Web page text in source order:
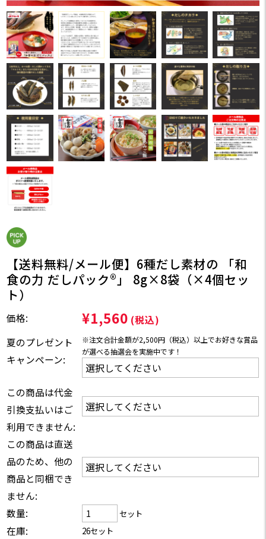
【送料無料/メール便】6種だし素材の 「和
食の力 だしパック®」 8g×8袋（×4個セッ
ト）
価格: ¥1,560 (税込)
夏のプレゼント
キャンペーン:
※注文合計金額が2,500円（税込）以上でお好きな賞品
が選べる抽選会を実施中です！
この商品は代金
引換支払いはご
利用できません:
この商品は直送
品のため、他の
商品と同梱でき
ません:
数量:
セット
在庫: 26セット